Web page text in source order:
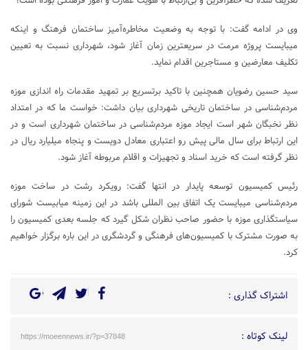
وی در ادامه گفت: با توجه به وضعیت مخاطره‌آمیز ساختمان فرهنگ و اینکه
میبایست پروژه مرمت در سریعترین زمان آغاز شود، شهرداری نسبت به تعیین
تکلیف معارضین و مستاجرین اقدام نماید.
سید حسین رضویان همچنین با تاکید برتسریع بر تمهید مقدمات راه اندازی موزه
مردم‌شناسی در ساختمان تاریخی شهرداری بیان داشت: خواست ما که در امتداد
نظر نخبگان شهر است ایجاد موزه مردم‌شناسی در ساختمان شهرداری است و در
این ارتباط برای سال مالی پیش رو اعتباری معادل دویست و پنجاه میلیارد ریال در
نظر گرفته است که خرید اسناد و تجهیزات و اقلام مربوطه آغاز شود.
رئیس کمیسیون توسعه پایدار در انتها گفت: رویکرد رشت در ساخت موزه
مردم‌شناسی میبایست یک اتفاق بین المللی باشد در این زمینه میابیست شورای
سیاستگذاری موزه با حضور صاحب نظران شکل گیرد که جلسه بعدی کمیسیون را
به صورت مشترک با کمیسیون‌های فرهنگی و گردشگری در این باره برگزار خواهیم
کرد.
اشتراک گذاری :
لینک کوتاه : https://moeennews.ir/?p=37848